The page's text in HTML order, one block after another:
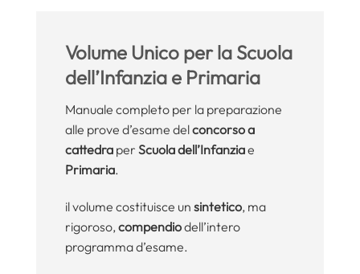
Volume Unico per la Scuola
dell’Infanzia e Primaria
Manuale completo per la preparazione
alle prove d’esame delconcorso a
cattedraper Scuola dell’Infanziae
Primaria.
il volume costituisce un sintetico, ma
rigoroso, compendiodell’intero
programma d’esame.